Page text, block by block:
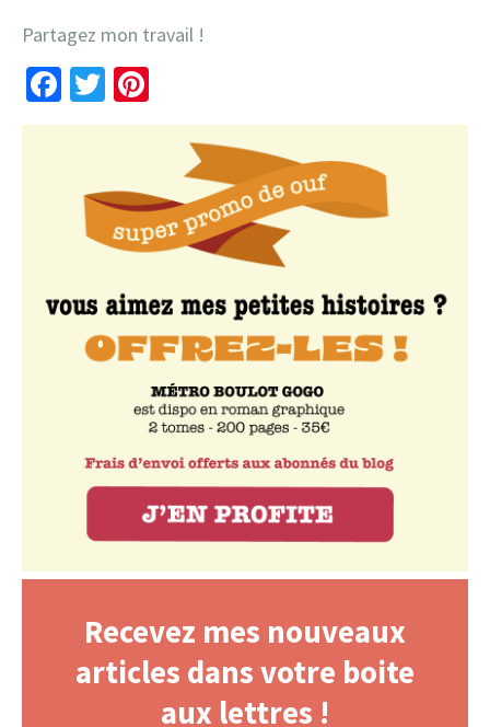
Partagez mon travail !
Facebook
Twitter
Recevez mes nouveaux
articles dans votre boite
aux lettres !